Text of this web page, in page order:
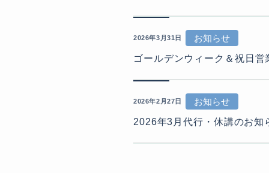
2026年3月31日
お知らせ
ゴールデンウィーク＆祝日営
2026年2月27日
お知らせ
2026年3月代行・休講のお知